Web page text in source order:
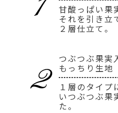
甘酸っぱい果
それを引き立
２層仕立て。
つぶつぶ果実
もっちり生地
１層のタイプ
いつぶつぶ果
た。